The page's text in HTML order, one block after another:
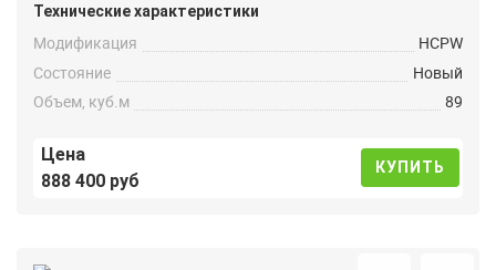
Технические характеристики
Модификация
HCPW
Состояние
Новый
Объем, куб.м
89
Цена
888 400 руб
КУПИТЬ